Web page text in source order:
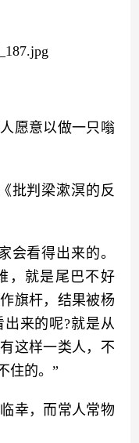
愿意以做一只嗡
批判梁漱溟的反
看得出来的。
，就是尾巴不好
旗杆，结果被杨
来的呢?就是从
这样一类人，不
住的。”
幸，而常人常物